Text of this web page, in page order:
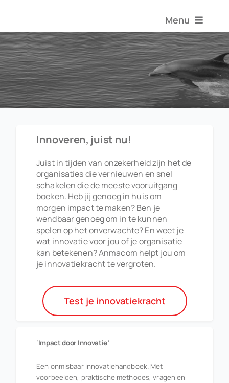
Menu
Over
Aanbod
Zoeken
naar:
Innoveren, juist nu!
Juist in tijden van onzekerheid zijn het de
organisaties die vernieuwen en snel
schakelen die de meeste vooruitgang
boeken. Heb jij genoeg in huis om
morgen impact te maken? Ben je
wendbaar genoeg om in te kunnen
spelen op het onverwachte? En weet je
wat innovatie voor jou of je organisatie
kan betekenen? Anmacom helpt jou om
je innovatiekracht te vergroten.
Test je innovatiekracht
‘Impact door Innovatie’
Een onmisbaar innovatiehandboek. Met
voorbeelden, praktische methodes, vragen en